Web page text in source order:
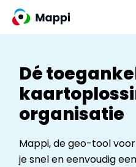
Overslaan
inhoud
gaan
Dé
organisatie
Mappi, de geo-tool
je snel en eenvoudig